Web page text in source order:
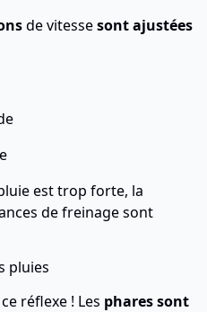
de vitessesont ajustées
est trop forte, la
de freinage sont
pluies
réflexe ! Les phares sont